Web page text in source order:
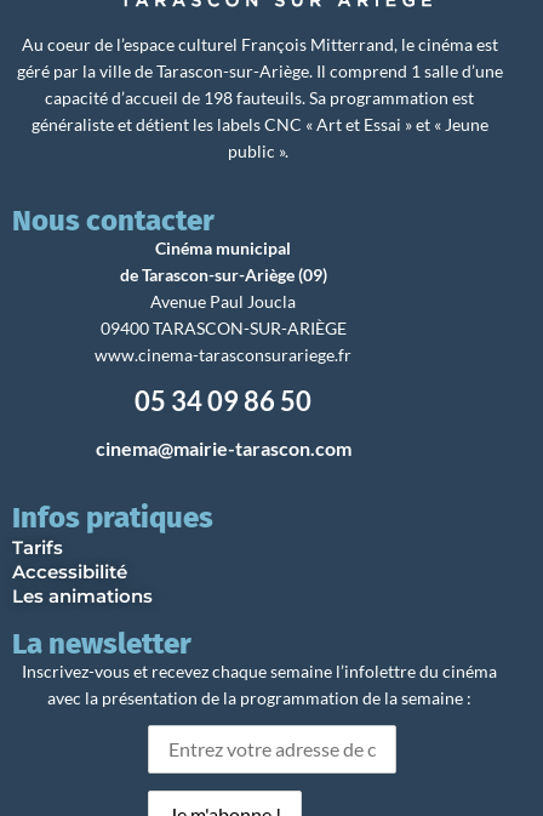
Au coeur de l’espace culturel François Mitterrand, le cinéma est
géré par la ville de Tarascon-sur-Ariège. Il comprend 1 salle d’une
capacité d’accueil de 198 fauteuils. Sa programmation est
généraliste et détient les labels CNC « Art et Essai » et « Jeune
public ».
Nous contacter
Cinéma municipal
de Tarascon-sur-Ariège (09)
Avenue Paul Joucla
09400 TARASCON-SUR-ARIÈGE
www.cinema-tarasconsurariege.fr
05 34 09 86 50
cinema@mairie-tarascon.com
Infos pratiques
Tarifs
Accessibilité
Les animations
La newsletter
Inscrivez-vous et recevez chaque semaine l’infolettre du cinéma
avec la présentation de la programmation de la semaine :